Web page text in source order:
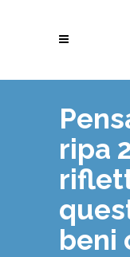
ripa
beni